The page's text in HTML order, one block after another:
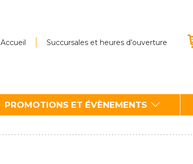
Accueil Succursales et heures d’ouverture
PROMOTIONS ET ÉVÈNEMENTS